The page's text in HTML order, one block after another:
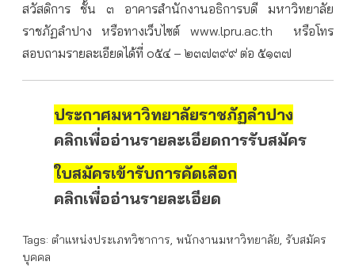
สวัสดิการ ชั้น ๓ อาคารสำนักงานอธิการบดี มหาวิทยาลัย
ราชภัฏลำปาง หรือทางเว็บไซต์ www.lpru.ac.th หรือโทร
สอบถามรายละเอียดได้ที่ ๐๕๔ – ๒๓๗๓๙๙ ต่อ ๕๑๓๗
ประกาศมหาวิทยาลัยราชภัฏลำปาง
คลิกเพื่ออ่านรายละเอียดการรับสมัคร
ใบสมัครเข้ารับการคัดเลือก
คลิกเพื่ออ่านรายละเอียด
Tags: ตำแหน่งประเภทวิชาการ, พนักงานมหาวิทยาลัย, รับสมัคร
บุคคล